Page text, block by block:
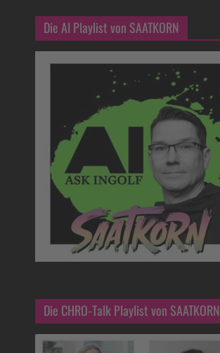
Die AI Playlist von SAATKORN
Die CHRO-Talk Playlist von SAATKORN